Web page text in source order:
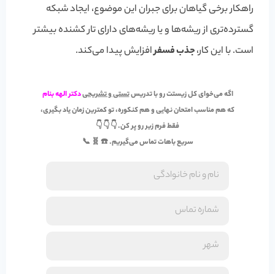
راهکار برخی گیاهان برای جبران این موضوع، ایجاد شبکه
گسترده‌تری از ریشه‌ها و یا ریشه‌های دارای تار کشنده بیشتر
است. با این کار،جذب فسفرافزایش پیدا می‌کند.
اگه می‌خوای کل زیستت رو با تدریستستی و تشریحیدکتر الهه بنام
که هم مناسبامتحان نهاییو همکنکوره، تو کمترین زمان یاد بگیری،
فقط فرم زیر رو پر کن. 👇 👇 👇
سریع باهات تماس می‌گیریم. ☎️ 🧬 📞